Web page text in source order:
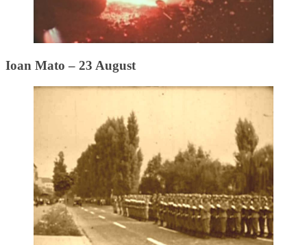
Ioan Mato – 23 August